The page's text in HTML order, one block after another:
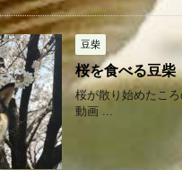
豆柴
桜を食べる豆柴
桜が散り始めたこ
動画 ...